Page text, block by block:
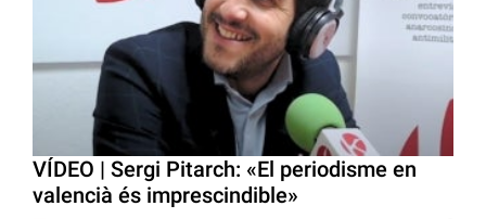
VÍDEO | Sergi Pitarch: «El periodisme en
valencià és imprescindible»